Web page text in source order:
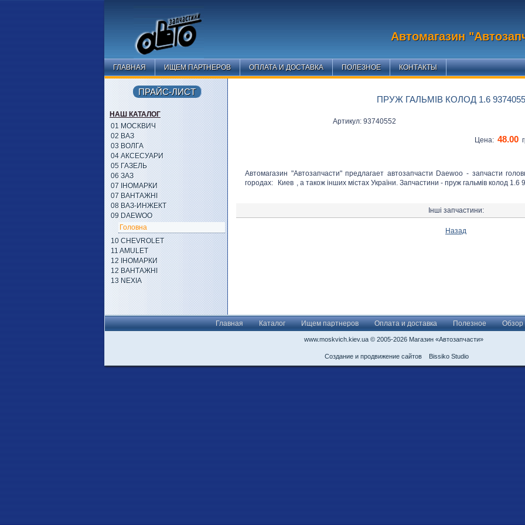
Автомагазин
ГЛАВНАЯ ИЩЕМ ПАРТНЕРОВ ОПЛАТА И ДОСТАВКА ПОЛЕЗНОЕ КОНТАКТЫ
ПРУЖ ГАЛЬМІВ КОЛОД 1.6
Артикул: 93740552
Цена: 48.00
Автомагазин "Автозапчасти" предлагает автозапчасти Daewoo - запчасти
городах:
Киев , а також інших містах України. Запчастини - пруж гальмів колод 1.6
Інші запчастини:
Назад
ПРАЙС-ЛИСТ
НАШ КАТАЛОГ
01 МОСКВИЧ
02 ВАЗ
03 ВОЛГА
04 АКСЕСУАРИ
05 ГАЗЕЛЬ
06 ЗАЗ
07 ІНОМАРКИ
07 ВАНТАЖНІ
08 ВАЗ-ИНЖЕКТ
09 DAEWOO
Головна
10 CHEVROLET
11 AMULET
12 ІНОМАРКИ
12 ВАНТАЖНІ
13 NEXIA
Главная Каталог Ищем партнеров Оплата и доставка Полезное Обзор
www.moskvich.kiev.ua © 2005-2026 Магазин «Автозапчасти»
Создание и продвижение сайтов Bissiko Studio